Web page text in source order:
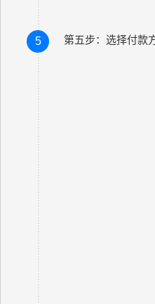
5 第五步：选择付款